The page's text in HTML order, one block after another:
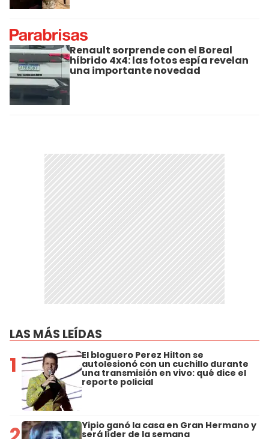
Renault sorprende con el Boreal
híbrido 4x4: las fotos espía revelan
una importante novedad
LAS MÁS LEÍDAS
1 El bloguero Perez Hilton se
autolesionó con un cuchillo durante
una transmisión en vivo: qué dice el
reporte policial
Yipio ganó la casa en Gran Hermano y
será líder de la semana